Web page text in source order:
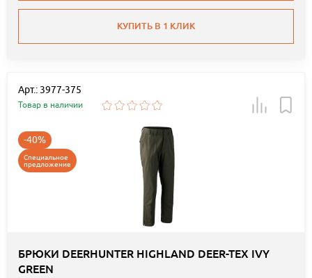
КУПИТЬ В 1 КЛИК
Арт.: 3977-375
Товар в наличии
-40%
Специальное
предложение
БРЮКИ DEERHUNTER HIGHLAND DEER-TEX IVY
GREEN